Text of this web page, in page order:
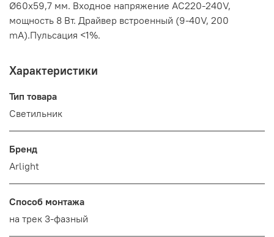
Ø60x59,7 мм. Входное напряжение AC220-240V,
мощность 8 Вт. Драйвер встроенный (9-40V, 200
mA).Пульсация <1%.
Характеристики
Тип товара
Светильник
Бренд
Arlight
Способ монтажа
на трек 3-фазный